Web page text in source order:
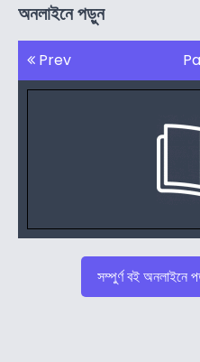
অনলাইনে পড়ুন
Prev
সম্পুর্ণ বই অনলাইনে